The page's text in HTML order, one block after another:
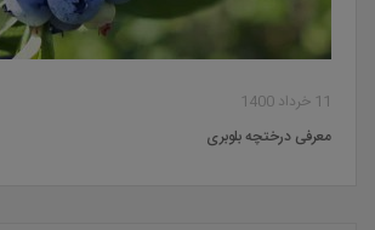
11 خرداد 1400
معرفی درختچه بلوبری